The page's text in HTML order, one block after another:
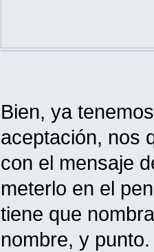
Bien, ya
aceptación, nos
con el mensaje
meterlo en el
tiene que
nombre, y punto.